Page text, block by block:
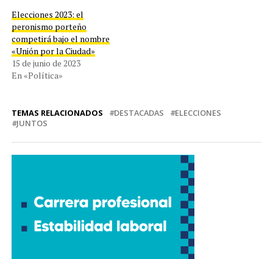
Elecciones 2023: el
peronismo porteño
competirá bajo el nombre
«Unión por la Ciudad»
15 de junio de 2023
En «Política»
TEMAS RELACIONADOS DESTACADAS
ELECCIONES
JUNTOS